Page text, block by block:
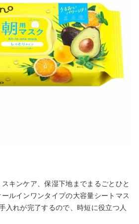
キンケア、保湿下地までまるごとひと
ルインワンタイプの大容量シートマス
入れが完了するので、時短に役立つ人